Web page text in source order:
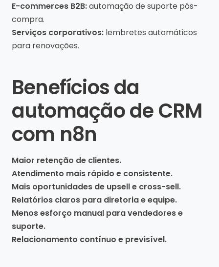
E-commerces B2B:automação de suporte pós-
compra.
Serviços corporativos: lembretes automáticos
para renovações.
Benefícios da
automação de CRM
com n8n
Maior retenção de clientes.
Atendimento mais rápido e consistente.
Mais oportunidades de upsell e cross-sell.
Relatórios claros para diretoria e equipe.
Menos esforço manual para vendedores e
suporte.
Relacionamento contínuo e previsível.